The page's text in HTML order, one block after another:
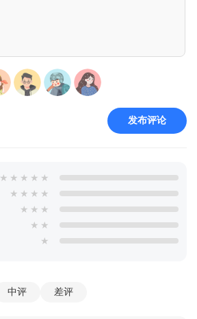
发布评论
★ ★ ★ ★ ★
★ ★ ★ ★
★ ★ ★
★ ★
★
中评 差评